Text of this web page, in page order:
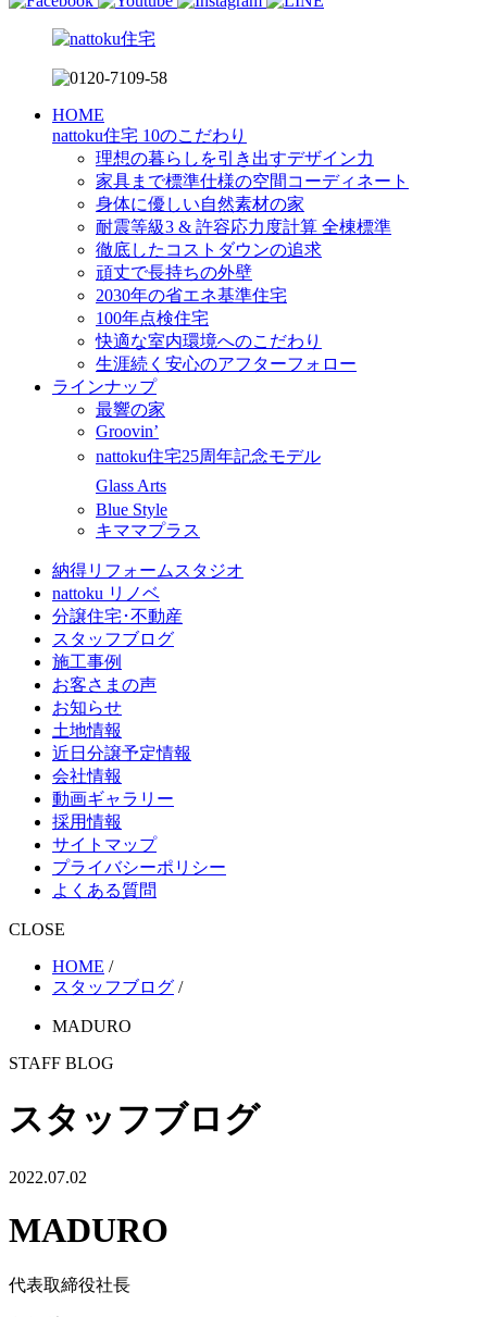
HOME
nattoku住宅 10のこだわり
理想の暮らしを引き出すデザイン力
家具まで標準仕様の空間コーディネート
身体に優しい自然素材の家
耐震等級3 & 許容応力度計算 全棟標準
徹底したコストダウンの追求
頑丈で長持ちの外壁
2030年の省エネ基準住宅
100年点検住宅
快適な室内環境へのこだわり
生涯続く安心のアフターフォロー
ラインナップ
最響の家
Groovin’
nattoku住宅25周年記念モデル
Glass Arts
Blue Style
キママプラス
納得リフォームスタジオ
nattoku リノベ
分譲住宅･不動産
スタッフブログ
施工事例
お客さまの声
お知らせ
土地情報
近日分譲予定情報
会社情報
動画ギャラリー
採用情報
サイトマップ
プライバシーポリシー
よくある質問
CLOSE
HOME /
スタッフブログ /
MADURO
STAFF BLOG
スタッフブログ
2022.07.02
MADURO
代表取締役社長